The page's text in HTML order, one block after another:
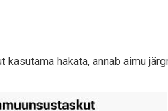
hakata, annab aimu